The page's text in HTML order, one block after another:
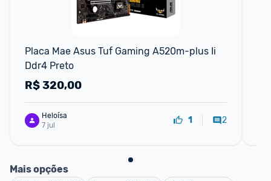
Placa Mae Asus Tuf Gaming A520m-plus Ii
Ddr4 Preto
R$320,00
Heloísa
7 jul
1 2
Mais opções